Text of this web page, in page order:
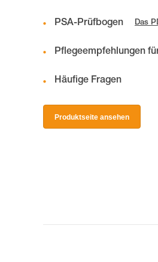
PSA-Prüfbogen Das
Pflegeempfehlungen
Häufige Fragen
Produktseite ansehen